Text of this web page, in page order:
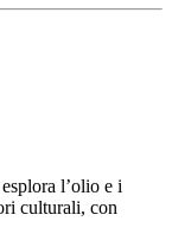
l’olio e i
culturali, con